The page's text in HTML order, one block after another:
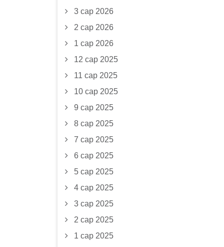
3 сар 2026
2 сар 2026
1 сар 2026
12 сар 2025
11 сар 2025
10 сар 2025
9 сар 2025
8 сар 2025
7 сар 2025
6 сар 2025
5 сар 2025
4 сар 2025
3 сар 2025
2 сар 2025
1 сар 2025